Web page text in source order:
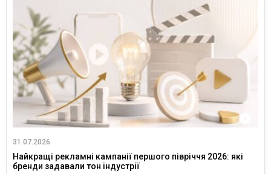
31.07.2026
Найкращі рекламні кампанії першого півріччя 2026: які
бренди задавали тон індустрії